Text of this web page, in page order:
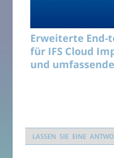
Erweiterte End-
für IFS Cloud
und
LASSEN SIE EINE